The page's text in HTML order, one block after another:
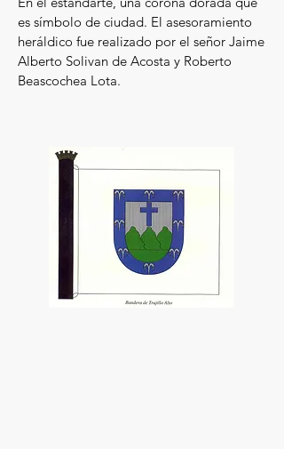
es símbolo de ciudad. El asesoramiento
heráldico fue realizado por el señor Jaime
Alberto Solivan de Acosta y Roberto
Beascochea Lota.